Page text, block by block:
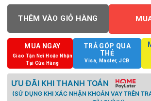
THÊM VÀO GIỎ HÀNG
MUA NGAY
Giao Tận Nơi Hoặc Nhận
Tại Cửa Hàng
TRẢ GÓP QUA
THẺ
Visa, Master, JCB
ƯU ĐÃI KHI THANH TOÁN
(SỬ DỤNG KHI XÁC NHẬN KHOẢN VAY TRÊN